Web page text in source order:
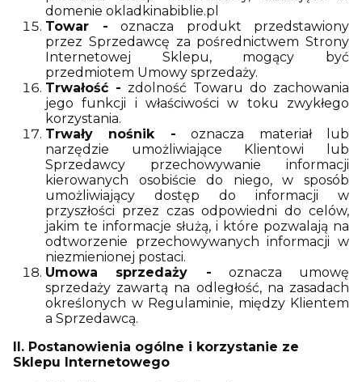
domenie okladkinabiblie.pl
Towar - oznacza produkt przedstawiony
przez Sprzedawcę za pośrednictwem Strony
Internetowej Sklepu, mogący być
przedmiotem Umowy sprzedaży.
Trwałość - zdolność Towaru do zachowania
jego funkcji i właściwości w toku zwykłego
korzystania.
Trwały nośnik - oznacza materiał lub
narzędzie umożliwiające Klientowi lub
Sprzedawcy przechowywanie informacji
kierowanych osobiście do niego, w sposób
umożliwiający dostęp do informacji w
przyszłości przez czas odpowiedni do celów,
jakim te informacje służą, i które pozwalają na
odtworzenie przechowywanych informacji w
niezmienionej postaci.
Umowa sprzedaży - oznacza umowę
sprzedaży zawartą na odległość, na zasadach
określonych w Regulaminie, między Klientem
a Sprzedawcą.
II. Postanowienia ogólne i korzystanie ze
Sklepu Internetowego